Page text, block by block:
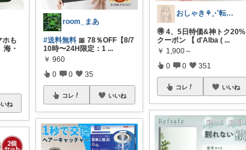
ホも
海・
ね
room_まあ
#送料無料 🎀 78％OFF【8/7
10時〜24H限定：1 ...
￥ 960
0 0 35
コレ いいね
おしゃき⚘⋰転勤族の4歳👦🏻ママ
🉐 4、5日特価&神トク20%
クーポン 【 d'Alba (...
￥ 1,900～
0 0 351
コレ いいね